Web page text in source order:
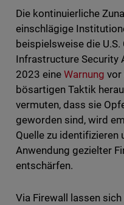
Die kontinuierliche
einschlägige
beispielsweise die U.S.
Infrastructure Security
2023 eine Warnung vor
bösartigen Taktik
vermuten, dass sie
geworden sind, wird
Quelle zu identifizieren
Anwendung gezielter
entschärfen.
Via Firewall lassen